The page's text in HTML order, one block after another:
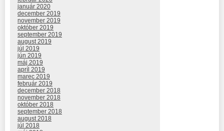
január 2020
december 2019
november 2019
október 2019
september 2019
august 2019
júl 2019
jún 2019
máj 2019
apríl 2019
marec 2019
február 2019
december 2018
november 2018
október 2018
september 2018
august 2018
júl 2018